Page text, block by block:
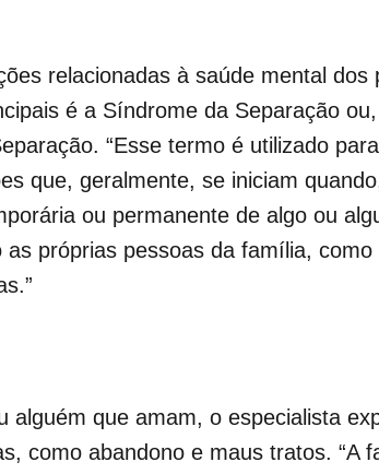
relacionadas à saúde mental dos
é a Síndrome da Separação
“Esse termo é utilizado
que, geralmente, se iniciam
ou permanente de algo ou
próprias pessoas da família, como
alguém que amam, o especialista
como abandono e maus tratos. “A